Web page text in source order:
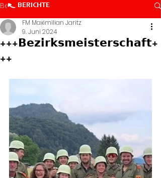
Beitrag
+++𝗕𝗲𝘇𝗶𝗿𝗸𝘀𝗺𝗲𝗶𝘀𝘁𝗲𝗿𝘀𝗰𝗵𝗮𝗳𝘁+
++
FM Maximilian Jaritz
9. Juni 2024
BERICHTE